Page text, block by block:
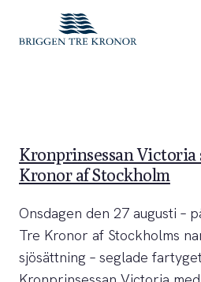
Kronprinsessan Victoria
Kronor af Stockholm
Onsdagen den 27 augusti –
Tre Kronor af Stockholms
sjösättning – seglade